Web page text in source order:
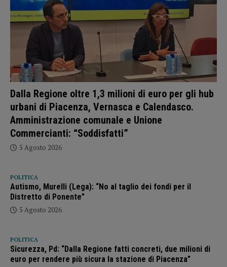
Dalla Regione oltre 1,3 milioni di euro per gli hub
urbani di Piacenza, Vernasca e Calendasco.
Amministrazione comunale e Unione
Commercianti: “Soddisfatti”
5 Agosto 2026
POLITICA
Autismo, Murelli (Lega): “No al taglio dei fondi per il
Distretto di Ponente”
5 Agosto 2026
POLITICA
Sicurezza, Pd: “Dalla Regione fatti concreti, due milioni di
euro per rendere più sicura la stazione di Piacenza”